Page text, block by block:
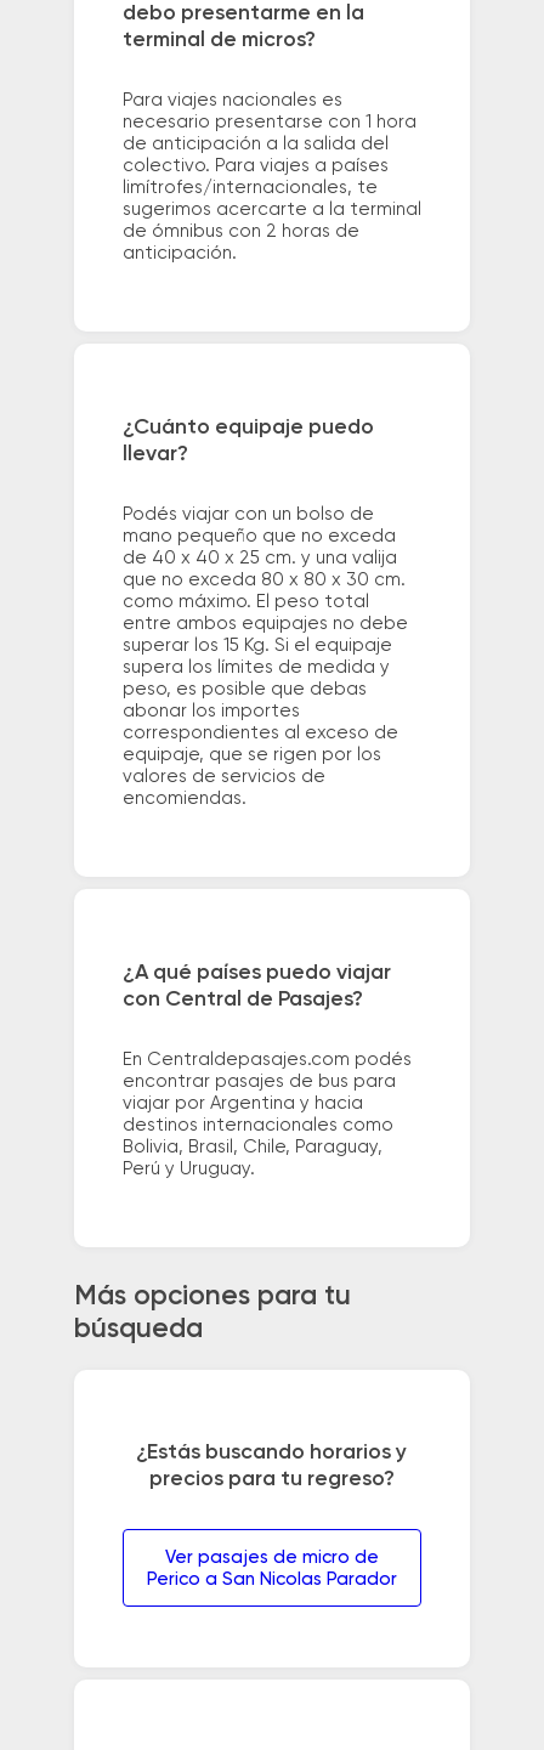
debo presentarme en la
terminal de micros?
Para viajes nacionales es
necesario presentarse con 1 hora
de anticipación a la salida del
colectivo. Para viajes a países
limítrofes/internacionales, te
sugerimos acercarte a la terminal
de ómnibus con 2 horas de
anticipación.
¿Cuánto equipaje puedo
llevar?
Podés viajar con un bolso de
mano pequeño que no exceda
de 40 x 40 x 25 cm. y una valija
que no exceda 80 x 80 x 30 cm.
como máximo. El peso total
entre ambos equipajes no debe
superar los 15 Kg. Si el equipaje
supera los límites de medida y
peso, es posible que debas
abonar los importes
correspondientes al exceso de
equipaje, que se rigen por los
valores de servicios de
encomiendas.
¿A qué países puedo viajar
con Central de Pasajes?
En Centraldepasajes.com podés
encontrar pasajes de bus para
viajar por Argentina y hacia
destinos internacionales como
Bolivia, Brasil, Chile, Paraguay,
Perú y Uruguay.
Más opciones para tu
búsqueda
¿Estás buscando horarios y
precios para tu regreso?
Ver pasajes de micro de
Perico a San Nicolas Parador